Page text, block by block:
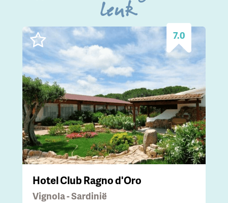
leuk
7.0
Hotel Club Ragno d'Oro
Vignola - Sardinië